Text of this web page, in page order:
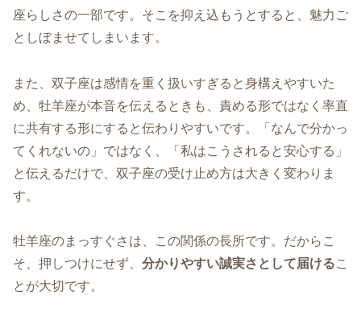
座らしさの一部です。そこを抑え込もうとすると、魅力ご
としぼませてしまいます。
また、双子座は感情を重く扱いすぎると身構えやすいた
め、牡羊座が本音を伝えるときも、責める形ではなく率直
に共有する形にすると伝わりやすいです。「なんで分かっ
てくれないの」ではなく、「私はこうされると安心する」
と伝えるだけで、双子座の受け止め方は大きく変わりま
す。
牡羊座のまっすぐさは、この関係の長所です。だからこ
そ、押しつけにせず、 分かりやすい誠実さとして届けるこ
とが大切です。